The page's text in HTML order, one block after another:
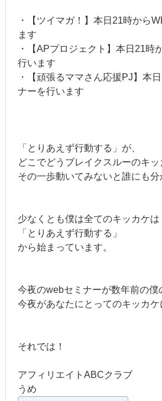
・【ツイマガ！】本日21時から
ます
・【APプロジェクト】本日21時
行います
・【頑張るママさん応援PJ】本
ナーを行います
「とりあえず行動する」が、
どこでどうブレイクスルーのキッ
その一歩動いてみないと誰にも分
少なくとも僕は全てのキッカケは
「とりあえず行動する」
から始まっています。
今夜のwebセミナーが数年前の僕
今夜があなたにとってのキッカケ
それでは！
アフィリエイトABCクラブ
うめ